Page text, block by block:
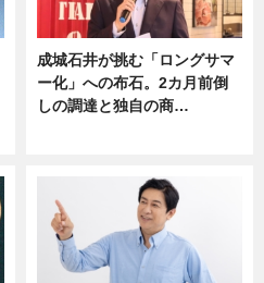
成城石井が挑む「ロングサマ
ー化」への布石。2カ月前倒
しの調達と独自の商…